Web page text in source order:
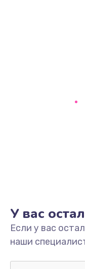
У вас
Если у вас
наши